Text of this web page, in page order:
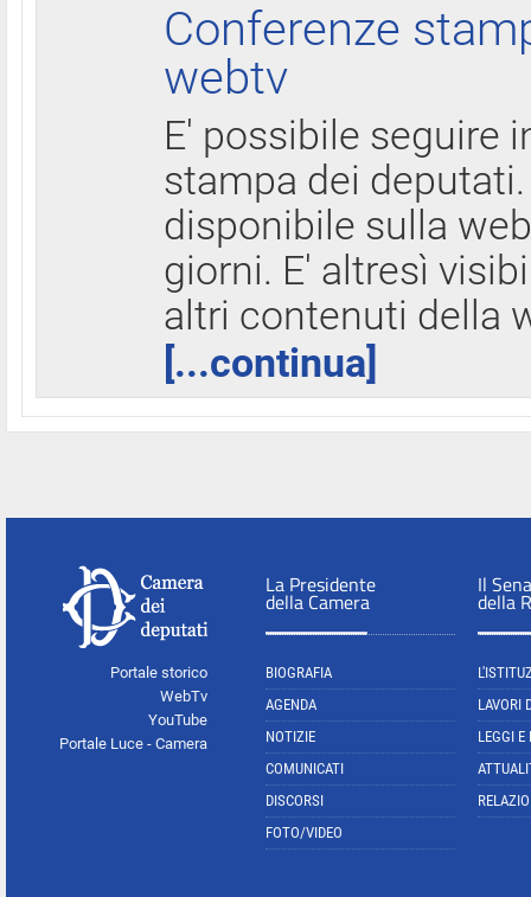
Conferenze
webtv
E' possibile seguire
stampa dei
disponibile sulla
giorni. E' altresì
altri contenuti della
[...continua]
Portale storico
WebTv
YouTube
Portale Luce - Camera
La Presidente
della Camera
BIOGRAFIA
AGENDA
NOTIZIE
COMUNICATI
DISCORSI
FOTO/VIDEO
Il
della
LAVORI
LEGGI E